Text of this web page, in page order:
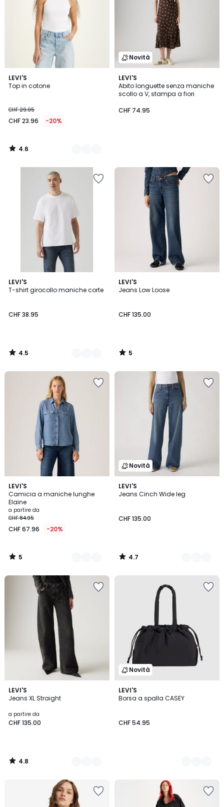
LEVI'S
Top in cotone
CHF 29.95
CHF 23.96 -20%
4.6
/ 5
2
Colori
4.6
/
Novità
LEVI'S
Abito longuette senza maniche
scollo a V, stampa a fiori
CHF 74.95
LEVI'S
T-shirt girocollo maniche corte
CHF 38.95
4.5
/ 5
3
Colori
4.5
/
LEVI'S
Jeans Low Loose
CHF 135.00
5
/
5
/
LEVI'S
Camicia a maniche lunghe
Elaine
a partire da
CHF 84.95
CHF 67.96 -20%
5
/
5
3
Colori
5
/
Novità
LEVI'S
Jeans Cinch Wide leg
CHF 135.00
4.7
/ 5
4
Colori
4.7
/
LEVI'S
Jeans XL Straight
a partire da
CHF 135.00
4.8
/ 5
3
Colori
4.8
/
Novità
LEVI'S
Borsa a spalla CASEY
CHF 54.95
2
Colori